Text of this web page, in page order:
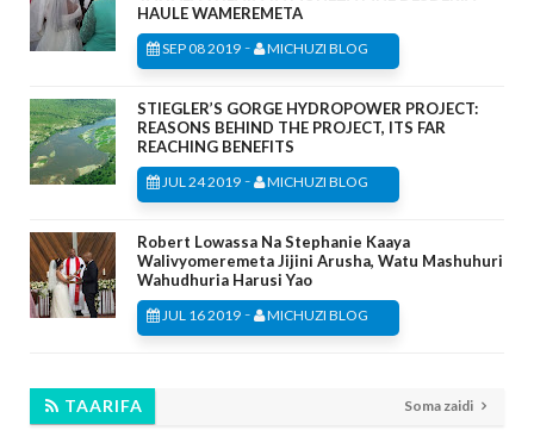
HAULE WAMEREMETA
SEP 08 2019 - MICHUZI BLOG
STIEGLER’S GORGE HYDROPOWER PROJECT:
REASONS BEHIND THE PROJECT, ITS FAR
REACHING BENEFITS
JUL 24 2019 - MICHUZI BLOG
Robert Lowassa Na Stephanie Kaaya
Walivyomeremeta Jijini Arusha, Watu Mashuhuri
Wahudhuria Harusi Yao
JUL 16 2019 - MICHUZI BLOG
TAARIFA Soma zaidi